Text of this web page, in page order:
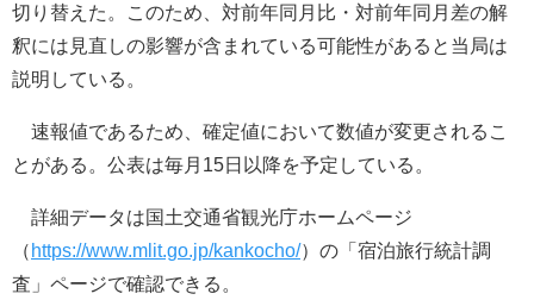
切り替えた。このため、対前年同月比・対前年同月差の解
釈には見直しの影響が含まれている可能性があると当局は
説明している。
速報値であるため、確定値において数値が変更されるこ
とがある。公表は毎月15日以降を予定している。
詳細データは国土交通省観光庁ホームページ
（ https://www.mlit.go.jp/kankocho/）の「宿泊旅行統計調
査」ページで確認できる。